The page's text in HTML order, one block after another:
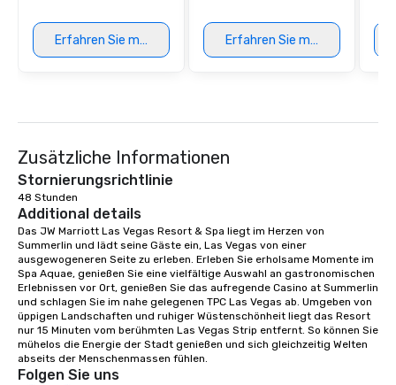
Erfahren Sie mehr Erfahren Sie mehr
Zusätzliche Informationen
Stornierungsrichtlinie
48 Stunden
Additional details
Das JW Marriott Las Vegas Resort & Spa liegt im Herzen von
Summerlin und lädt seine Gäste ein, Las Vegas von einer
ausgewogeneren Seite zu erleben. Erleben Sie erholsame Momente im
Spa Aquae, genießen Sie eine vielfältige Auswahl an gastronomischen
Erlebnissen vor Ort, genießen Sie das aufregende Casino at Summerlin
und schlagen Sie im nahe gelegenen TPC Las Vegas ab. Umgeben von
üppigen Landschaften und ruhiger Wüstenschönheit liegt das Resort
nur 15 Minuten vom berühmten Las Vegas Strip entfernt. So können Sie
mühelos die Energie der Stadt genießen und sich gleichzeitig Welten
abseits der Menschenmassen fühlen.
Folgen Sie uns